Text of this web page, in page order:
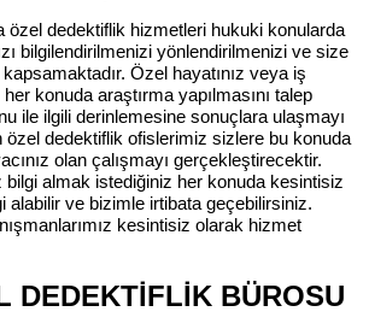
özel dedektiflik hizmetleri hukuki konularda
bilgilendirilmenizi yönlendirilmenizi ve size
Özel hayatınız veya iş
konuda araştırma yapılmasını talep
ile ilgili derinlemesine sonuçlara ulaşmayı
özel dedektiflik ofislerimiz sizlere bu konuda
olan çalışmayı gerçekleştirecektir.
bilgi almak istediğiniz her konuda kesintisiz
alabilir ve bizimle irtibata geçebilirsiniz.
kesintisiz olarak hizmet
DEDEKTİFLİK BÜROSU